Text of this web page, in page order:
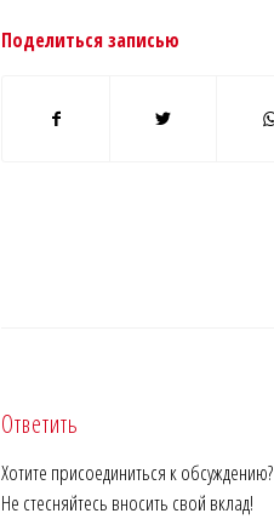
Поделиться записью
Ответить
Хотите присоединиться к обсуждению?
Не стесняйтесь вносить свой вклад!